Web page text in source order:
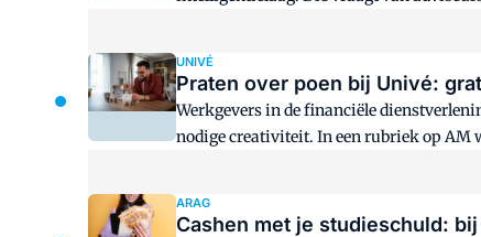
een veelvoud aan rotklussen uit handen
UNIVÉ
Praten over poen bij Univé:
Werkgevers in de financiële
nodige creativiteit. In een rubriek op AM
ARAG
Cashen met je studieschuld: